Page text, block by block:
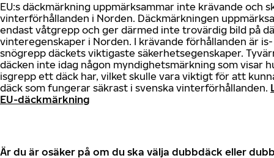
EU:s däckmärkning uppmärksammar inte krävande och
vinterförhållanden i Norden. Däckmärkningen
endast våtgrepp och ger därmed inte trovärdig bild på
vinteregenskaper i Norden. I krävande förhållanden är
snögrepp däckets viktigaste säkerhetsegenskaper.
däcken inte idag någon myndighetsmärkning som visar
isgrepp ett däck har, vilket skulle vara viktigt för att
däck som fungerar säkrast i svenska vinterförhållanden.
EU-däckmärkning
Är du är osäker på om du ska välja dubbdäck eller